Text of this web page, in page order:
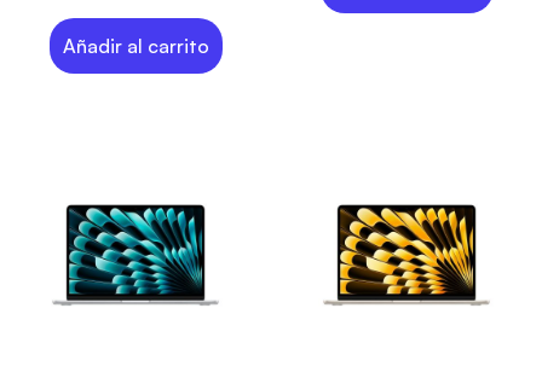
Añadir al carrito